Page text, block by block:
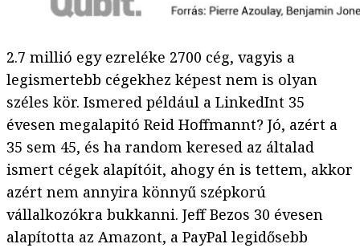
2.7 millió egy ezreléke 2700 cég, vagyis a
legismertebb cégekhez képest nem is olyan
széles kör. Ismered például a LinkedInt 35
évesen megalapitó Reid Hoffmannt? Jó, azért a
35 sem 45, és ha random keresed az általad
ismert cégek alapítóit, ahogy én is tettem, akkor
azért nem annyira könnyű szépkorú
vállalkozókra bukkanni. Jeff Bezos 30 évesen
alapította az Amazont, a PayPal legidősebb